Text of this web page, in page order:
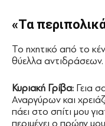
«Τα
Το ηχητικό από το
θύελλα αντιδράσεων.
Κυριακή Γρίβα: Γεια
Αναργύρων και
πάει στο σπίτι μου
περιμένει ο πρώην